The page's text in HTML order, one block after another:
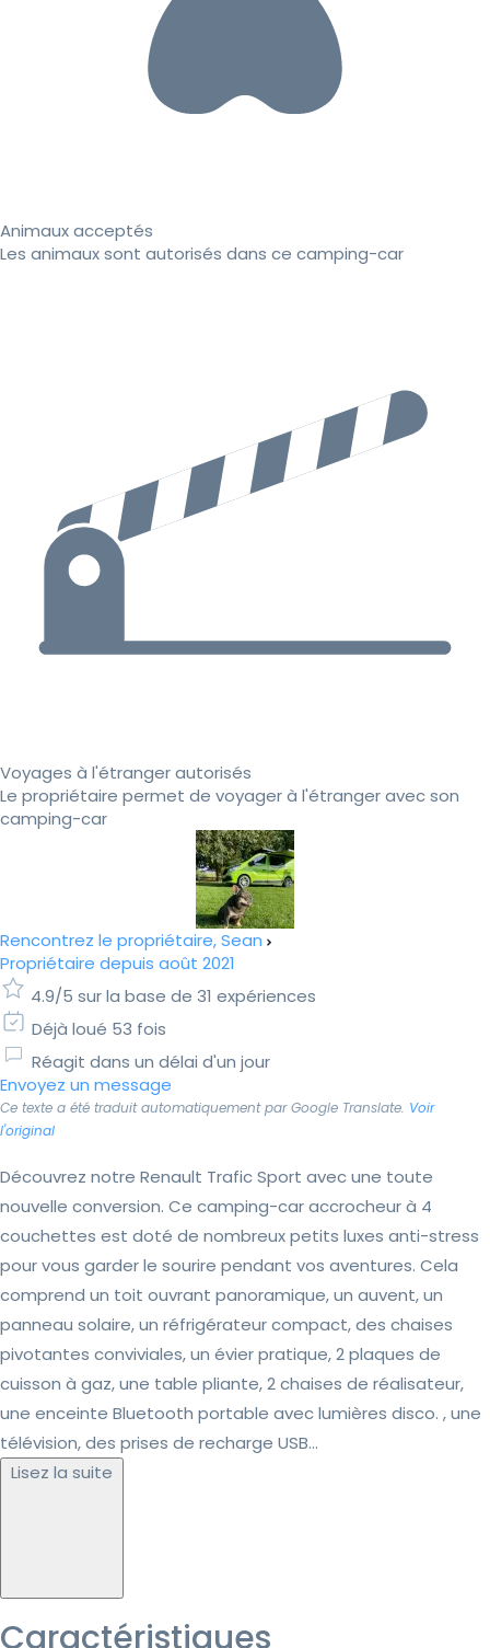
Animaux acceptés
Les animaux sont autorisés dans ce camping-car
Voyages à l'étranger autorisés
Le propriétaire permet de voyager à l'étranger avec son
camping-car
Rencontrez le propriétaire, Sean
Propriétaire depuis août 2021
4.9/5 sur la base de 31 expériences
Déjà loué 53 fois
Réagit dans un délai d'un jour
Envoyez un message
Ce texte a été traduit automatiquement par Google Translate. Voir
l'original
Découvrez notre Renault Trafic Sport avec une toute
nouvelle conversion. Ce camping-car accrocheur à 4
couchettes est doté de nombreux petits luxes anti-stress
pour vous garder le sourire pendant vos aventures. Cela
comprend un toit ouvrant panoramique, un auvent, un
panneau solaire, un réfrigérateur compact, des chaises
pivotantes conviviales, un évier pratique, 2 plaques de
cuisson à gaz, une table pliante, 2 chaises de réalisateur,
une enceinte Bluetooth portable avec lumières disco. , une
télévision, des prises de recharge USB...
Lisez la suite
Caractéristiques